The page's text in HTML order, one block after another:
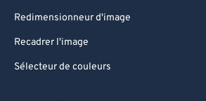
Redimensionneur d'image
Recadrer l'image
Sélecteur de couleurs